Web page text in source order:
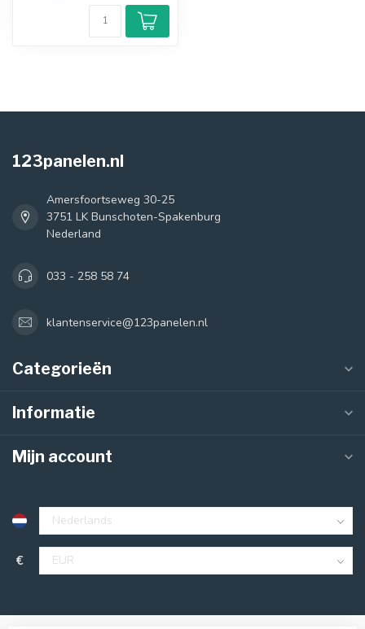
123panelen.nl
Amersfoortseweg 30-25
3751 LK Bunschoten-Spakenburg
Nederland
033 - 258 58 74
klantenservice@123panelen.nl
Categorieën
Informatie
Mijn account
€